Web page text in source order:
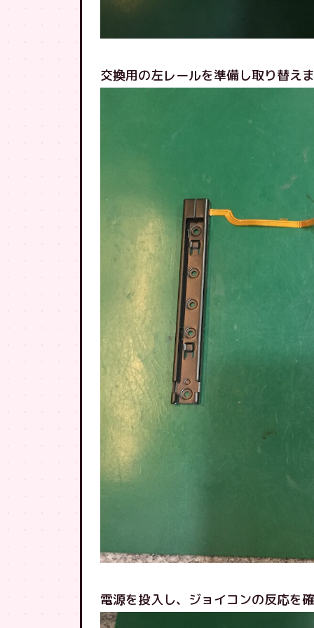
交換用の左レールを準備し取り替え
電源を投入し、ジョイコンの反応を